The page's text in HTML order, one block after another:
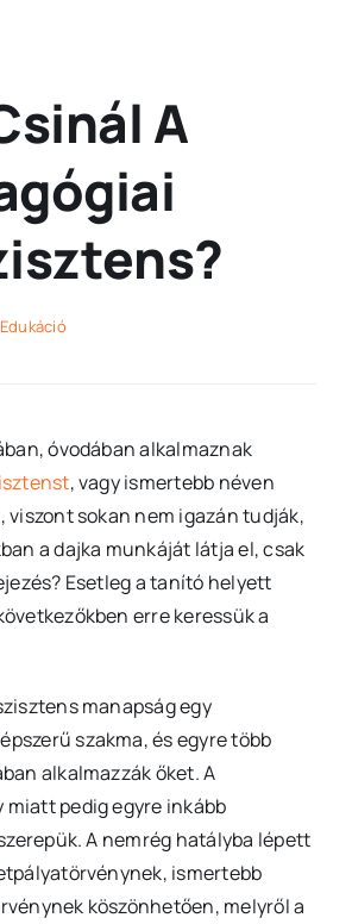
A
Edukáció
óvodában alkalmaznak
, vagy ismertebb néven
viszont sokan nem igazán tudják,
a dajka munkáját látja el, csak
Esetleg a tanító helyett
erre keressük a
manapság egy
szakma, és egyre több
alkalmazzák őket. A
miatt pedig egyre inkább
A nemrég hatályba lépett
ismertebb
köszönhetően, melyről a